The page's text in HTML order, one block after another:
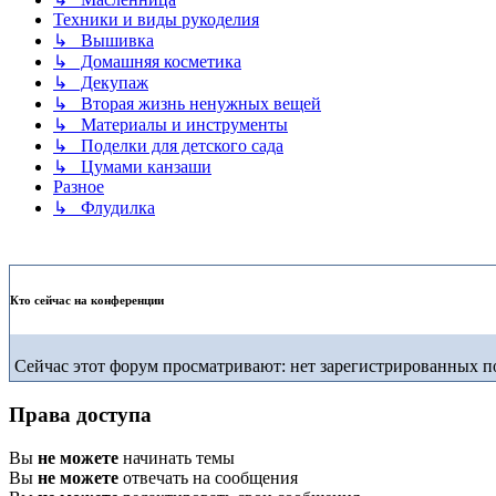
Техники и виды рукоделия
↳ Вышивка
↳ Домашняя косметика
↳ Декупаж
↳ Вторая жизнь ненужных вещей
↳ Материалы и инструменты
↳ Поделки для детского сада
↳ Цумами канзаши
Разное
↳ Флудилка
Кто сейчас на конференции
Сейчас этот форум просматривают: нет зарегистрированных
Права доступа
Вы не можете начинать темы
Вы не можете отвечать на сообщения